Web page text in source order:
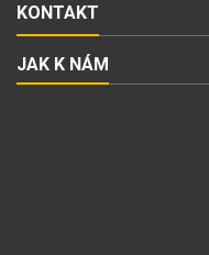
KONTAKT
JAK K NÁM